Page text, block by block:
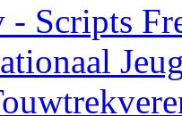
Scripts